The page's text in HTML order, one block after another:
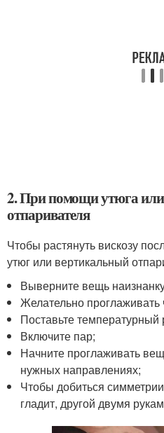
2. При помощи утюга или
отпаривателя
Чтобы растянуть вискозу
утюг или вертикальный
Выверните вещь
Желательно
Поставьте
Включите пар;
Начните проглаживать
нужных направлениях;
Чтобы добиться
гладит, другой двумя